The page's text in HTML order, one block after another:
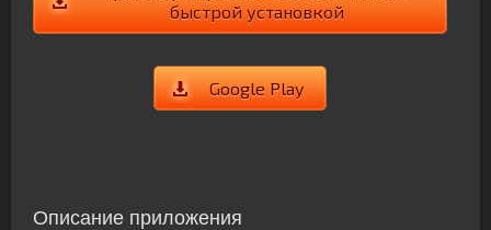
быстрой установкой
Google Play
Описание приложения